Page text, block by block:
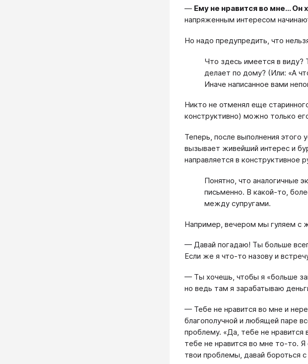
— Ему не нравится во мне... Он
напряженным интересом
Но надо предупредить, что
Что здесь имеется в виду?
делает по дому? (Или: «А
Иначе написанное вами
Никто не отменял еще
конструктивно) можно только
Теперь, после выполнения этого
вызывает живейший интерес и
направляется в конструктивное
Понятно, что аналогичные
письменно. В какой-то,
между супругами.
Например, вечером мы гуляем с
— Давай погадаю! Ты больше
Если же я что-то назову и
— Ты хочешь, чтобы я «больше
но ведь там я зарабатываю
— Тебе не нравится во мне и
благополучной и любящей паре
проблему. «Да, тебе не
тебе не нравится во мне то-то.
твои проблемы, давай бороться